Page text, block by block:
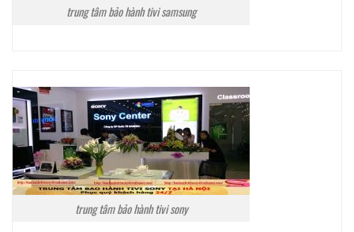
trung tâm bảo hành tivi samsung
trung tâm bảo hành tivi sony